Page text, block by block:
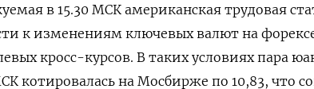
в 15.30 МСК американская трудовая
к изменениям ключевых валют на
кросс-курсов. В таких условиях пара
котировалась на Мосбирже по ‌10,83, что